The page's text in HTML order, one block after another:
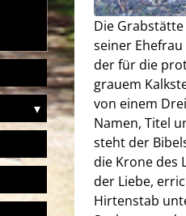
▾
Die
seiner
der für die
grauem
von einem
Namen, Titel
steht der
die Krone des
der Liebe,
Hirtenstab